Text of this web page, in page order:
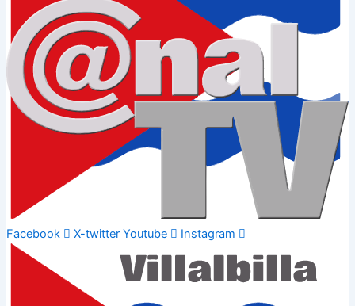
Facebook X-twitter Youtube Instagram